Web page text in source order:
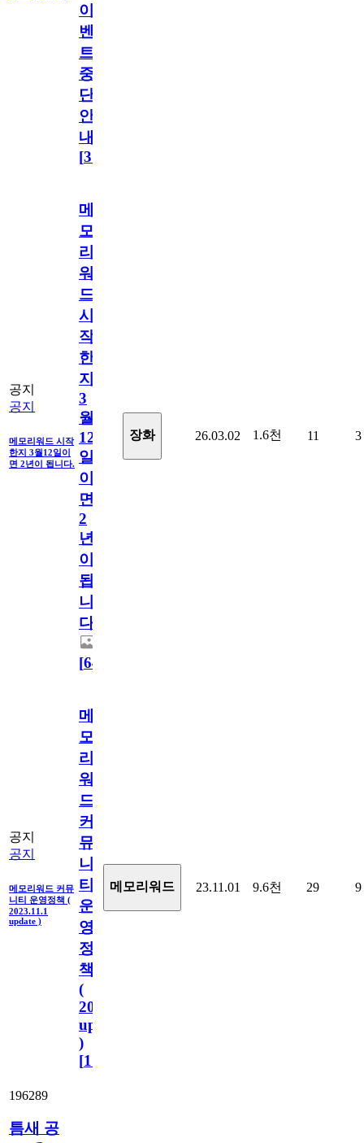
이
벤
트
중
단
안
내
[31
공지
공지
메모리워드 시작
한지 3월12일이
면 2년이 됩니다.
메
모
리
워
드
시
작
한
지
3
월
12
일
이
면
2
년
이
됩
니
다.
[64
장화 26.03.02 1.6천 11 3
공지
공지
메모리워드 커뮤
니티 운영정책 (
2023.11.1
update )
메
모
리
워
드
커
뮤
니
티
운
영
정
책
(
2023.11.1
update
)
[110
메모리워드 23.11.01 9.6천 29 9
196289
틈새 공